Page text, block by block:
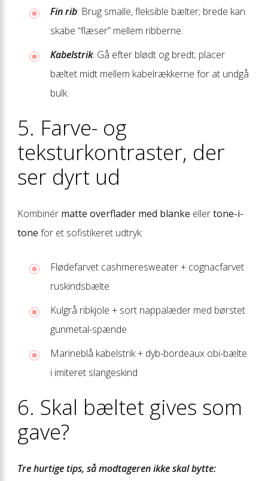
Fin rib: Brug smalle, fleksible bælter; brede kan
skabe “flæser” mellem ribberne.
Kabelstrik: Gå efter blødt og bredt; placer
bæltet midt mellem kabelrækkerne for at undgå
bulk.
5. Farve- og
teksturkontraster, der
ser dyrt ud
Kombinér matte overflader med blanke ellertone-i-
tone for et sofistikeret udtryk:
Flødefarvet cashmeresweater + cognacfarvet
ruskindsbælte
Kulgrå ribkjole + sort nappalæder med børstet
gunmetal-spænde
Marineblå kabelstrik + dyb-bordeaux obi-bælte
i imiteret slangeskind
6. Skal bæltet gives som
gave?
Tre hurtige tips, så modtageren ikke skal bytte: